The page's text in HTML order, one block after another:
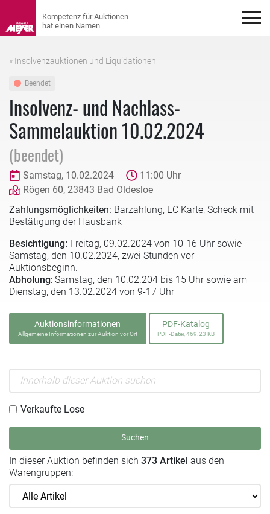
« Insolvenzauktionen und Liquidationen
Beendet
Insolvenz- und Nachlass-
Sammelauktion 10.02.2024
(beendet)
Samstag, 10.02.2024
11:00 Uhr
Rögen 60, 23843 Bad Oldesloe
Zahlungsmöglichkeiten: Barzahlung, EC Karte, Scheck mit
Bestätigung der Hausbank
Besichtigung: Freitag, 09.02.2024 von 10-16 Uhr sowie
Samstag, den 10.02.2024, zwei Stunden vor
Auktionsbeginn.
Abholung: Samstag, den 10.02.204 bis 15 Uhr sowie am
Dienstag, den 13.02.2024 von 9-17 Uhr
Auktionsinformationen
Allgemeine Informationen zur Auktion vor Ort
PDF-Katalog
PDF-Datei, 469.23 KB
Verkaufte Lose
Suchen
In dieser Auktion befinden sich 373 Artikel aus den
Warengruppen: